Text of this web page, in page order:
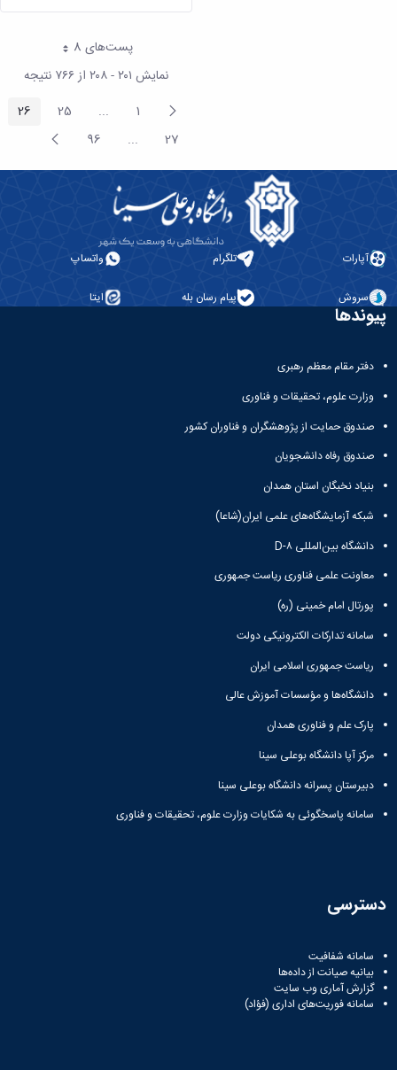
پست‌‌های 8هر صفحه
نمایش ۲۰۱ - ۲۰۸ از ۷۶۶ نتیجه
پیغام
قبلی صفحه1
...
Pagesصفحه25
26
صفحه27
...
Intermediate Pages
صفحه96 صفحه
بعد
آپارات تلگرام واتساپ
سروش پیام رسان بله ایتا
پیوندها
دفتر مقام معظم رهبری
وزارت علوم، تحقیقات و فناوری
صندوق حمایت از پژوهشگران و فناوران کشور
صندوق رفاه دانشجویان
بنیاد نخبگان استان همدان
شبکه آزمایشگاه‌های علمی ایران(شاعا)
دانشگاه بین‌المللی D-۸
معاونت علمی فناوری ریاست جمهوری
پورتال امام خمینی (ره)
سامانه تدارکات الکترونیکی دولت
ریاست جمهوری اسلامی ایران
دانشگاه‌ها و مؤسسات آموزش عالی
پارک علم و فناوری همدان
مرکز آپا دانشگاه بوعلی سینا
دبیرستان پسرانه دانشگاه بوعلی سینا
سامانه پاسخگوئی به شکایات وزارت علوم، تحقیقات و فناوری
دسترسی
سامانه شفافیت
بیانیه صیانت از داده‌ها
گزارش آماری وب‌ سایت
سامانه فوریت‌های اداری (فؤاد)